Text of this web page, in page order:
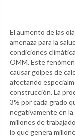
El aumento de las
amenaza para la
condiciones
OMM. Este
causar golpes de
afectando
construcción. La
3% por cada grado
negativamente en la
millones de
lo que genera